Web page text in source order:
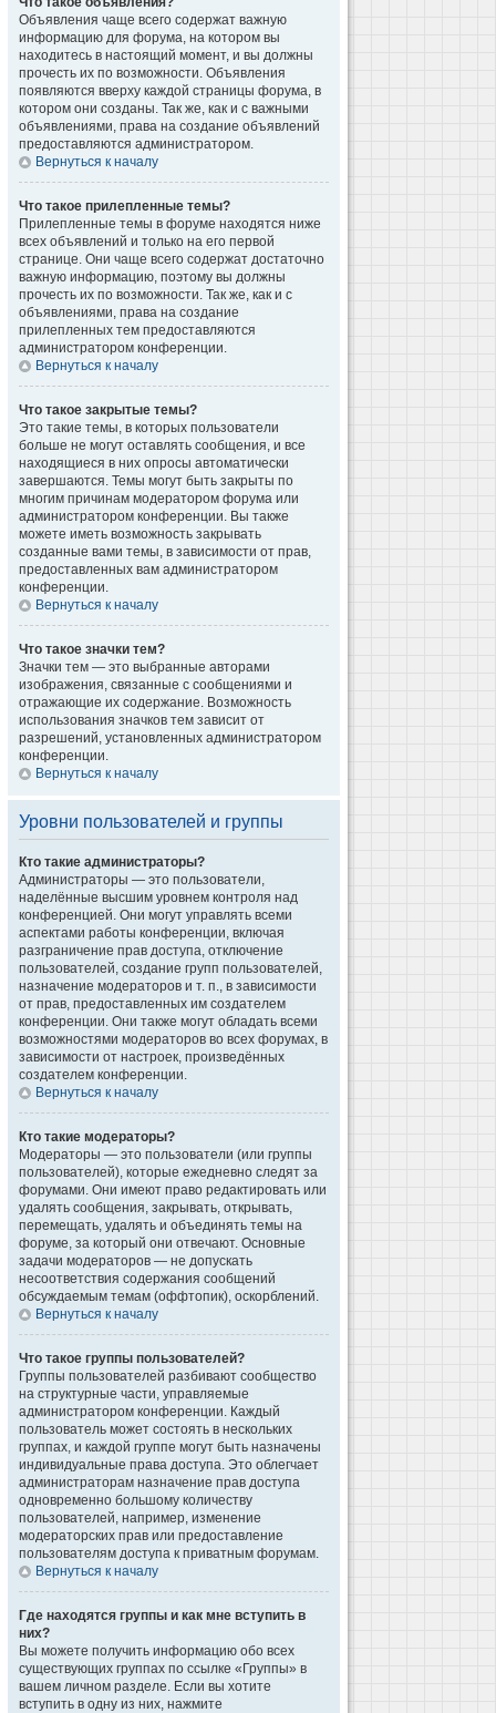
Объявления чаще всего содержат важную
информацию для форума, на котором вы
находитесь в настоящий момент, и вы должны
прочесть их по возможности. Объявления
появляются вверху каждой страницы форума, в
котором они созданы. Так же, как и с важными
объявлениями, права на создание объявлений
предоставляются администратором.
Вернуться к началу
Что такое прилепленные темы?
Прилепленные темы в форуме находятся ниже
всех объявлений и только на его первой
странице. Они чаще всего содержат достаточно
важную информацию, поэтому вы должны
прочесть их по возможности. Так же, как и с
объявлениями, права на создание
прилепленных тем предоставляются
администратором конференции.
Вернуться к началу
Что такое закрытые темы?
Это такие темы, в которых пользователи
больше не могут оставлять сообщения, и все
находящиеся в них опросы автоматически
завершаются. Темы могут быть закрыты по
многим причинам модератором форума или
администратором конференции. Вы также
можете иметь возможность закрывать
созданные вами темы, в зависимости от прав,
предоставленных вам администратором
конференции.
Вернуться к началу
Что такое значки тем?
Значки тем — это выбранные авторами
изображения, связанные с сообщениями и
отражающие их содержание. Возможность
использования значков тем зависит от
разрешений, установленных администратором
конференции.
Вернуться к началу
Уровни пользователей и группы
Кто такие администраторы?
Администраторы — это пользователи,
наделённые высшим уровнем контроля над
конференцией. Они могут управлять всеми
аспектами работы конференции, включая
разграничение прав доступа, отключение
пользователей, создание групп пользователей,
назначение модераторов и т. п., в зависимости
от прав, предоставленных им создателем
конференции. Они также могут обладать всеми
возможностями модераторов во всех форумах, в
зависимости от настроек, произведённых
создателем конференции.
Вернуться к началу
Кто такие модераторы?
Модераторы — это пользователи (или группы
пользователей), которые ежедневно следят за
форумами. Они имеют право редактировать или
удалять сообщения, закрывать, открывать,
перемещать, удалять и объединять темы на
форуме, за который они отвечают. Основные
задачи модераторов — не допускать
несоответствия содержания сообщений
обсуждаемым темам (оффтопик), оскорблений.
Вернуться к началу
Что такое группы пользователей?
Группы пользователей разбивают сообщество
на структурные части, управляемые
администратором конференции. Каждый
пользователь может состоять в нескольких
группах, и каждой группе могут быть назначены
индивидуальные права доступа. Это облегчает
администраторам назначение прав доступа
одновременно большому количеству
пользователей, например, изменение
модераторских прав или предоставление
пользователям доступа к приватным форумам.
Вернуться к началу
Где находятся группы и как мне вступить в
них?
Вы можете получить информацию обо всех
существующих группах по ссылке «Группы» в
вашем личном разделе. Если вы хотите
вступить в одну из них, нажмите